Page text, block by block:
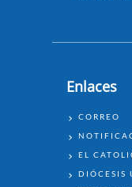
Enlaces
ENLACES
CORREO
EL
DIÓCESIS